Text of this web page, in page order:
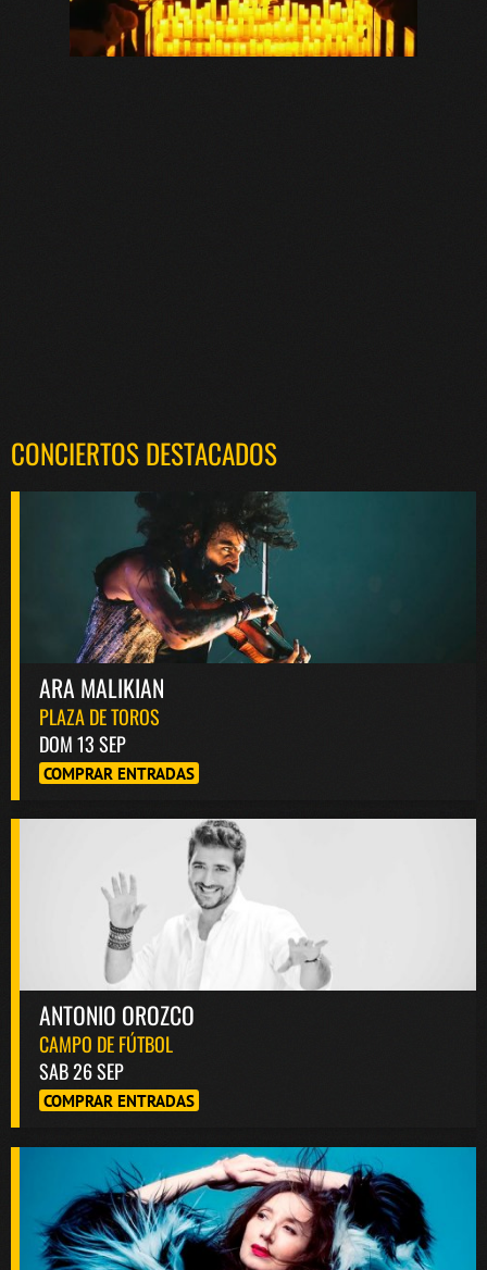
CONCIERTOS DESTACADOS
ARA MALIKIAN
PLAZA DE TOROS
DOM 13 SEP
COMPRAR ENTRADAS
ANTONIO OROZCO
CAMPO DE FÚTBOL
SAB 26 SEP
COMPRAR ENTRADAS